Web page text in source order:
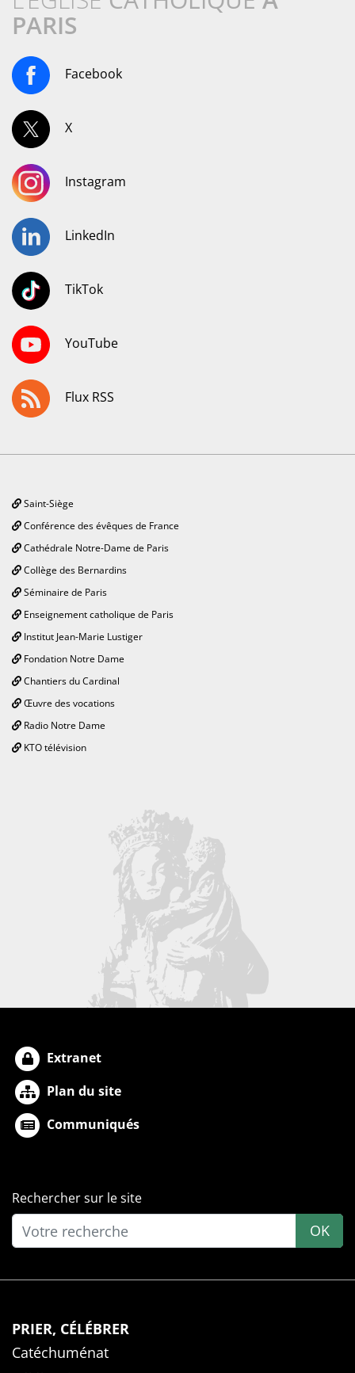
PARIS
Facebook
X
Instagram
LinkedIn
TikTok
YouTube
Flux RSS
Saint-Siège
Conférence des évêques de France
Cathédrale Notre-Dame de Paris
Collège des Bernardins
Séminaire de Paris
Enseignement catholique de Paris
Institut Jean-Marie Lustiger
Fondation Notre Dame
Chantiers du Cardinal
Œuvre des vocations
Radio Notre Dame
KTO télévision
Extranet
Plan du site
Communiqués
Rechercher sur le site
OK
PRIER, CÉLÉBRER
Catéchuménat